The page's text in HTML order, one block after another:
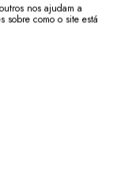
nos ajudam a
sobre como o site está